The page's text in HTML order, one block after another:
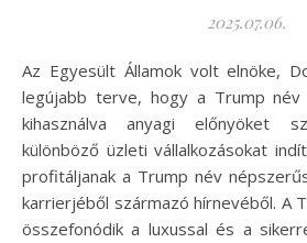
2025.07.06.
Az Egyesült Államok volt elnöke, Donald Trump családja
legújabb terve, hogy a Trump
kihasználva anyagi előnyöket
különböző üzleti vállalkozásokat
profitáljanak a Trump név
karrierjéből származó hírnevéből. A
összefonódik a luxussal és a